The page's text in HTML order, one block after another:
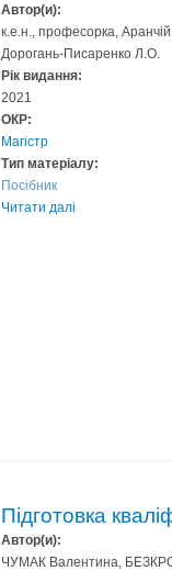
Автор(и):
к.е.н., професорка,
Дорогань-Писаренко Л.О.
Рік видання:
2021
ОКР:
Магістр
Тип матеріалу:
Посібник
Читати далі
Підготовка
Автор(и):
ЧУМАК Валентина,